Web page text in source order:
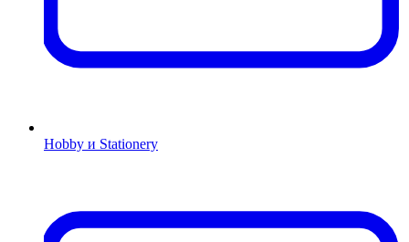
Hobby и Stationery